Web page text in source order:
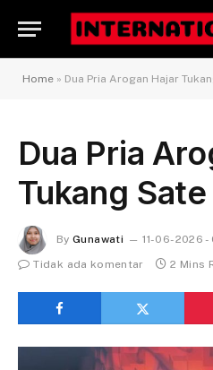
Home » Dua Pria Arogan Hajar
Dua Pria
Tukang Sate
By Gunawati
11-06-2026 -
Tidak ada komentar
2 Mins